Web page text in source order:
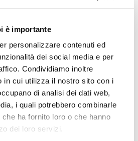
è importante
personalizzare contenuti ed
dei social media e per
Condividiamo inoltre
in cui utilizza il nostro sito con i
di analisi dei dati web,
i quali potrebbero combinarle
ha fornito loro o che hanno
dei loro servizi.
6 caratteristiche
Mondiale della Sanità negli ultra
di cadute oscilla tra il 32 e il